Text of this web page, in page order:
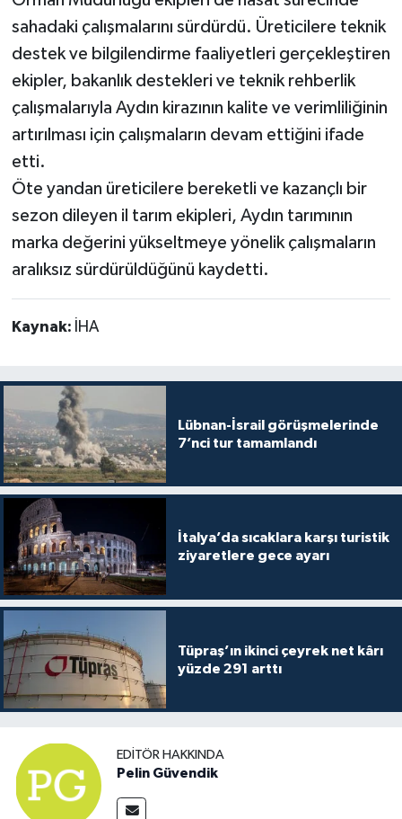
sahadaki çalışmalarını sürdürdü. Üreticilere teknik
destek ve bilgilendirme faaliyetleri gerçekleştiren
ekipler, bakanlık destekleri ve teknik rehberlik
çalışmalarıyla Aydın kirazının kalite ve verimliliğinin
artırılması için çalışmaların devam ettiğini ifade
etti.
Öte yandan üreticilere bereketli ve kazançlı bir
sezon dileyen il tarım ekipleri, Aydın tarımının
marka değerini yükseltmeye yönelik çalışmaların
aralıksız sürdürüldüğünü kaydetti.
Kaynak: İHA
Lübnan-İsrail görüşmelerinde
7’nci tur tamamlandı
İtalya’da sıcaklara karşı turistik
ziyaretlere gece ayarı
Tüpraş’ın ikinci çeyrek net kârı
yüzde 291 arttı
EDITÖR HAKKINDA
Pelin Güvendik